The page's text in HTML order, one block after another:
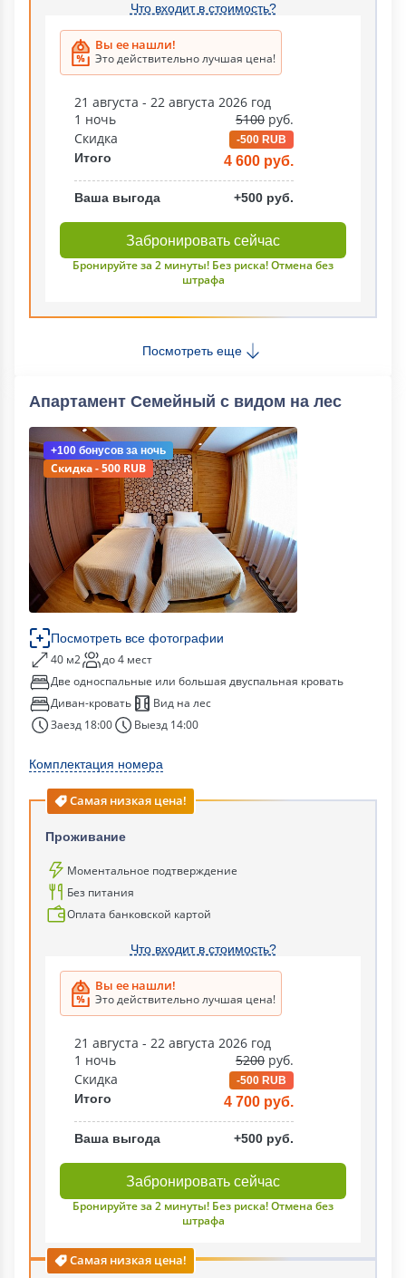
Что входит в стоимость?
Вы ее нашли!
Это действительно лучшая цена!
21 августа - 22 августа 2026 год
1 ночь
5100 руб.
Скидка
-500 RUB
Итого 4 600 руб.
Ваша выгода +500 руб.
Забронировать сейчас
Бронируйте за 2 минуты! Без риска! Отмена без
штрафа
Посмотреть еще
Апартамент Семейный с видом на лес
+100 бонусов за ночь
Скидка - 500 RUB
Посмотреть все фотографии
40 м2
до 4 мест
Две односпальные или большая двуспальная кровать
Диван-кровать
Вид на лес
Заезд 18:00
Выезд 14:00
Комплектация номера
Самая низкая цена!
Проживание
Моментальное подтверждение
Без питания
Оплата банковской картой
Что входит в стоимость?
Вы ее нашли!
Это действительно лучшая цена!
21 августа - 22 августа 2026 год
1 ночь
5200 руб.
Скидка
-500 RUB
Итого 4 700 руб.
Ваша выгода +500 руб.
Забронировать сейчас
Бронируйте за 2 минуты! Без риска! Отмена без
штрафа
Самая низкая цена!